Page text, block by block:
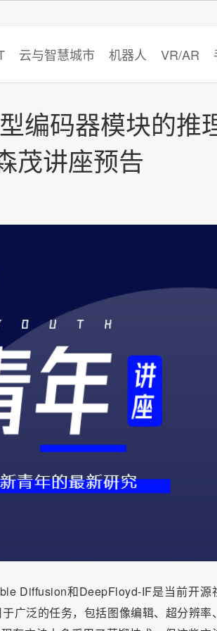
云与智慧城市 机器人 VR/AR
编码器模块的推
茂讲座预告
Diffusion和DeepFloyd-IF是当前开源
广泛的任务，包括图像编辑、超分辨率